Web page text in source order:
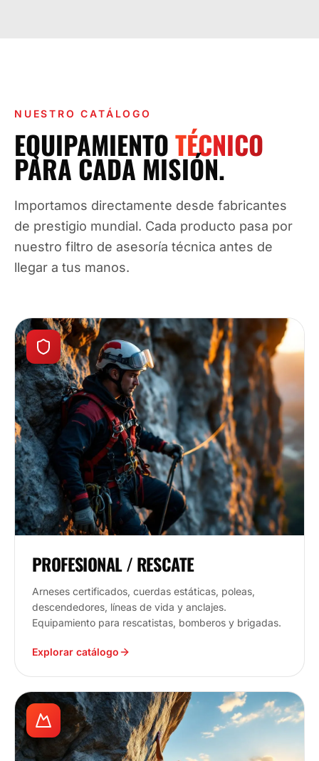
NUESTRO CATÁLOGO
EQUIPAMIENTOTÉCNICO
PARA CADA MISIÓN.
Importamos directamente desde fabricantes
de prestigio mundial. Cada producto pasa por
nuestro filtro de asesoría técnica antes de
llegar a tus manos.
PROFESIONAL / RESCATE
Arneses certificados, cuerdas estáticas, poleas,
descendedores, líneas de vida y anclajes.
Equipamiento para rescatistas, bomberos y brigadas.
Explorar catálogo